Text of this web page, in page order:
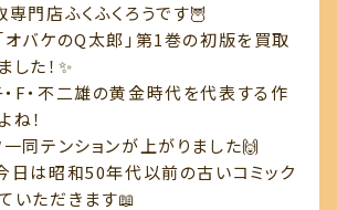
専門店ふくふくろうです🦉
オバケのQ太郎」第1巻の初版を買取
した！✨
F・不二雄の黄金時代を代表する作
ね！
一同テンションが上がりました🙌
日は昭和50年代以前の古いコミック
いただきます📖